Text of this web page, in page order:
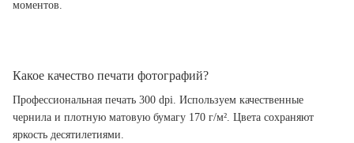
моментов.
Какое качество печати фотографий?
Профессиональная печать 300 dpi. Используем качественные
чернила и плотную матовую бумагу 170 г/м². Цвета сохраняют
яркость десятилетиями.